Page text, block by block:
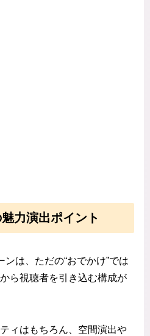
力演出ポイント
は、ただの“おでかけ”では
ら視聴者を引き込む構成が
ィはもちろん、空間演出や